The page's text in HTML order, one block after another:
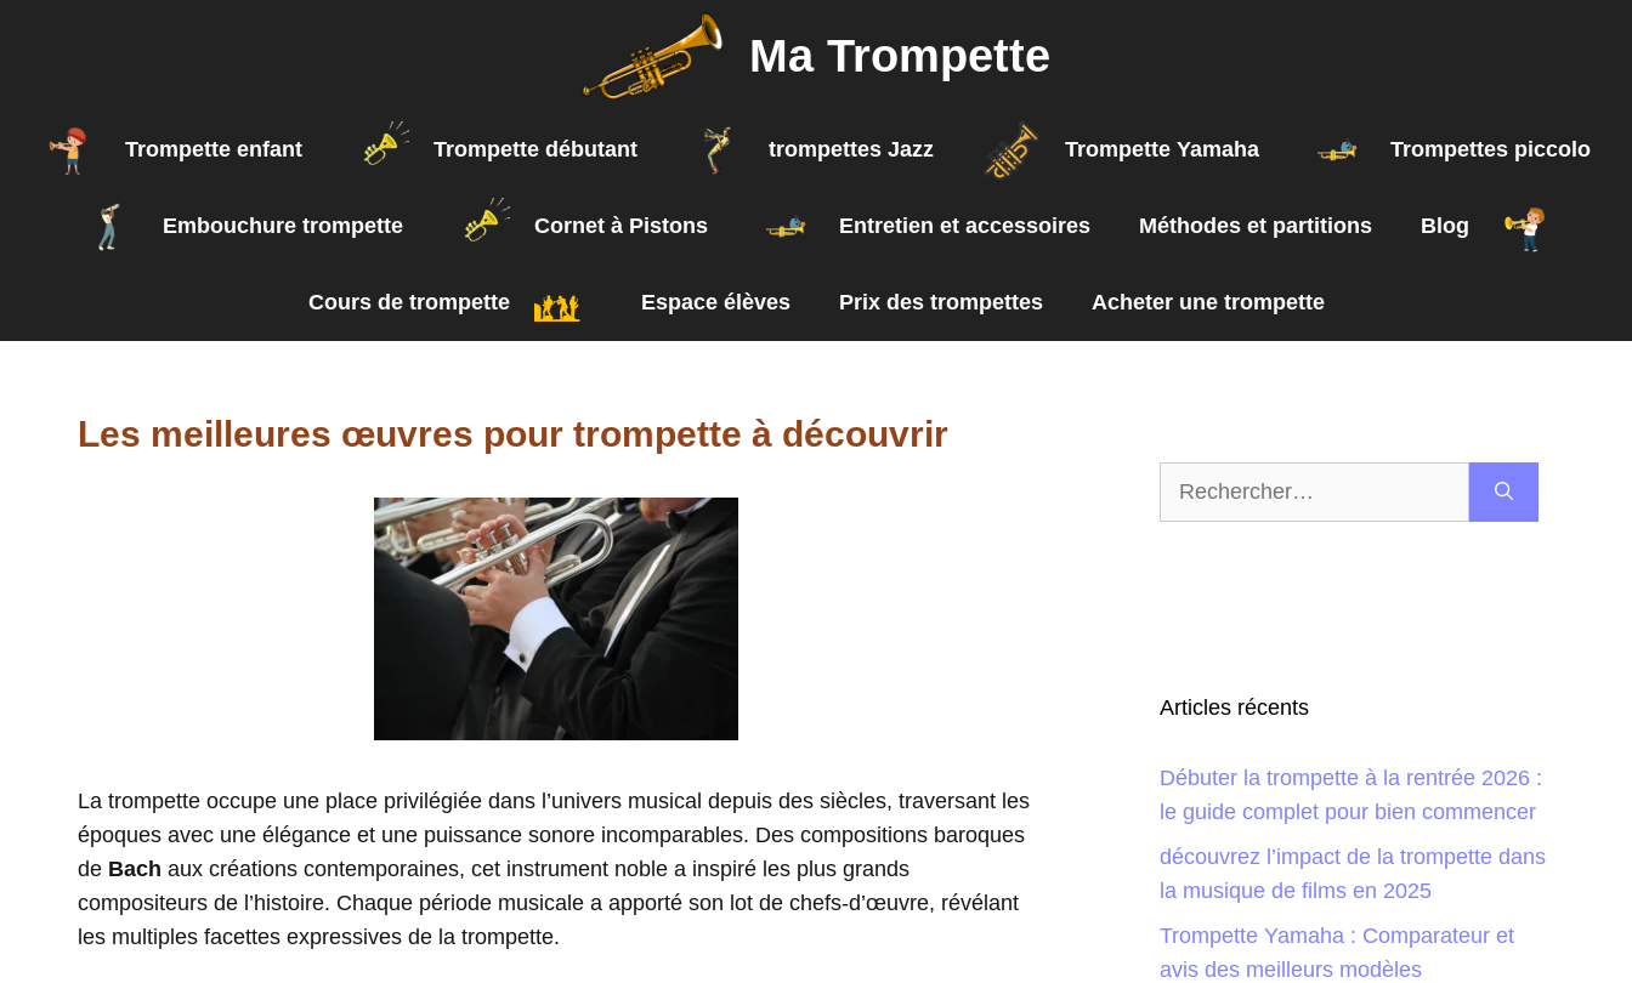
Ma Trompette
Trompette enfant Trompette débutant trompettes Jazz Trompette Yamaha Trompettes piccolo
Embouchure trompette Cornet à Pistons Entretien et accessoires Méthodes et partitions Blog
Cours de trompette Espace élèves Prix des trompettes Acheter une trompette
Les meilleures œuvres pour trompette à découvrir
La trompette occupe une place privilégiée dans l’univers musical depuis des siècles, traversant les
époques avec une élégance et une puissance sonore incomparables. Des compositions baroques
de Bach aux créations contemporaines, cet instrument noble a inspiré les plus grands
compositeurs de l’histoire. Chaque période musicale a apporté son lot de chefs-d’œuvre, révélant
les multiples facettes expressives de la trompette.
Rechercher :
Articles récents
Débuter la trompette à la rentrée 2026 :
le guide complet pour bien commencer
découvrez l’impact de la trompette dans
la musique de films en 2025
Trompette Yamaha : Comparateur et
avis des meilleurs modèles